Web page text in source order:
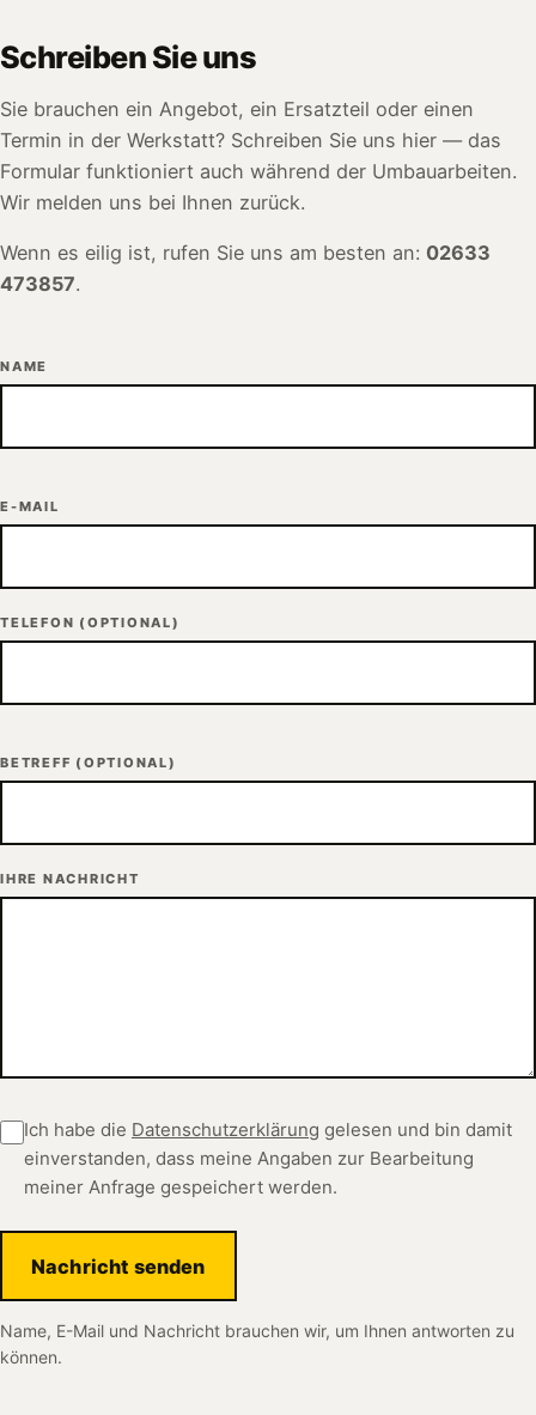
Schreiben Sie uns
Sie brauchen ein Angebot, ein Ersatzteil oder einen
Termin in der Werkstatt? Schreiben Sie uns hier — das
Formular funktioniert auch während der Umbauarbeiten.
Wir melden uns bei Ihnen zurück.
Wenn es eilig ist, rufen Sie uns am besten an: 02633
473857.
NAME
E-MAIL
TELEFON (OPTIONAL)
BETREFF (OPTIONAL)
IHRE NACHRICHT
Ich habe die Datenschutzerklärung gelesen und bin damit
einverstanden, dass meine Angaben zur Bearbeitung
meiner Anfrage gespeichert werden.
Nachricht senden
Name, E-Mail und Nachricht brauchen wir, um Ihnen antworten zu
können.